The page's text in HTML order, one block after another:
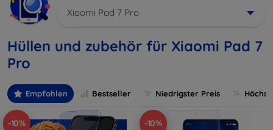
Xiaomi Pad 7 Pro
Hüllen und zubehör für Xiaomi Pad 7
Pro
Empfohlen Bestseller Niedrigster Preis
-10% -10%